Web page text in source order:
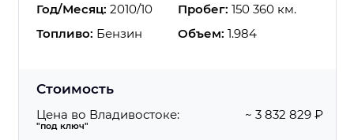
Год/Месяц: 2010/10 Пробег: 150 360 км.
Топливо: Бензин Объем: 1.984
Стоимость
Цена во Владивостоке:
"под ключ"
~ 3 832 829 ₽